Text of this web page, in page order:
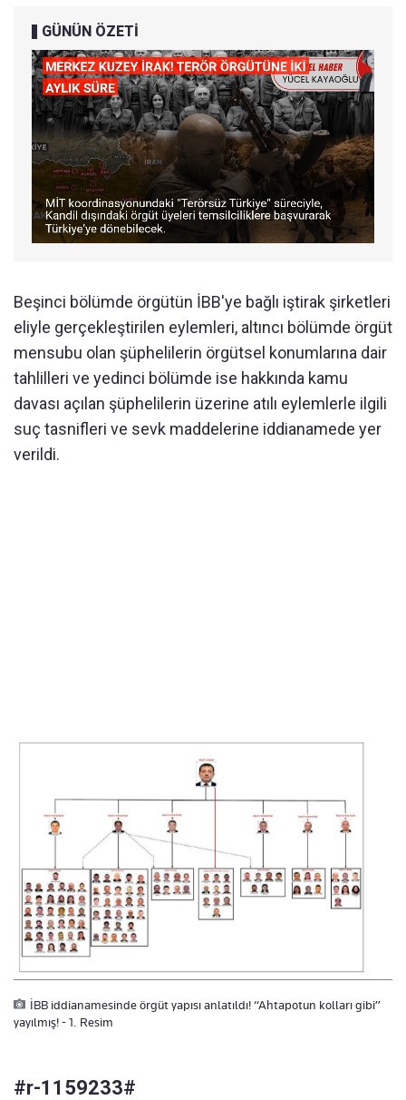
GÜNÜN ÖZETİ
Beşinci bölümde örgütün İBB'ye bağlı iştirak şirketleri
eliyle gerçekleştirilen eylemleri, altıncı bölümde örgüt
mensubu olan şüphelilerin örgütsel konumlarına dair
tahlilleri ve yedinci bölümde ise hakkında kamu
davası açılan şüphelilerin üzerine atılı eylemlerle ilgili
suç tasnifleri ve sevk maddelerine iddianamede yer
verildi.
İBB iddianamesinde örgüt yapısı anlatıldı! “Ahtapotun kolları gibi”
yayılmış! - 1. Resim
#r-1159233#